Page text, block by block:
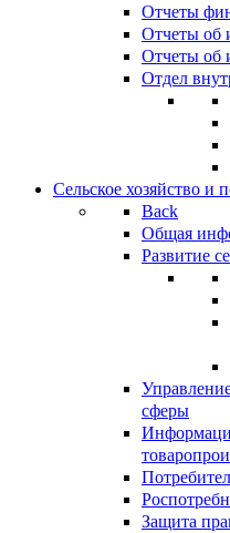
Отчеты
Отчеты об
Отчеты об
Отдел
Сельское хозяйство и
Back
Общая
Развитие
сферы
Защита